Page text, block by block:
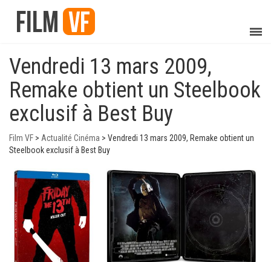
Vendredi 13 mars 2009,
Remake obtient un Steelbook
exclusif à Best Buy
Film VF > Actualité Cinéma > Vendredi 13 mars 2009, Remake obtient un
Steelbook exclusif à Best Buy